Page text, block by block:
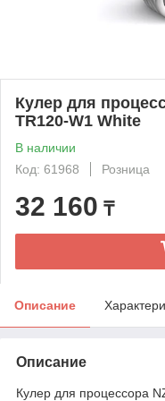
Кулер для
TR120-W1 White
В наличии
Код: 61968
Розница
32 160 ₸
Описание
Описание
Кулер для процессора